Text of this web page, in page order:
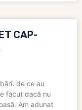
CAP-
de ce au
făcut dacă nu
Am adunat